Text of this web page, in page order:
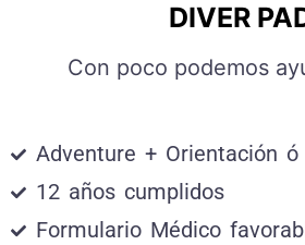
DIVER
Con poco podemos
Adventure + Orientación ó
12 años cumplidos
Formulario Médico